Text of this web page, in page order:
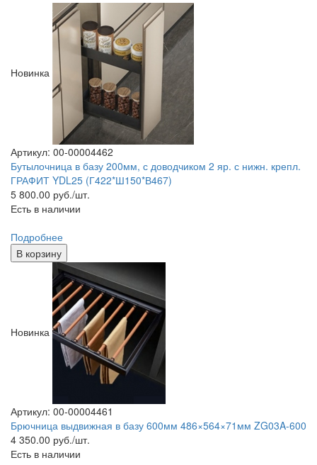
Новинка
Артикул: 00-00004462
Бутылочница в базу 200мм, с доводчиком 2 яр. с нижн. крепл.
ГРАФИТ YDL25 (Г422*Ш150*В467)
5 800.00 руб./шт.
Есть в наличии
Подробнее
В корзину
Новинка
Артикул: 00-00004461
Брючница выдвижная в базу 600мм 486×564×71мм ZG03A-600
4 350.00 руб./шт.
Есть в наличии